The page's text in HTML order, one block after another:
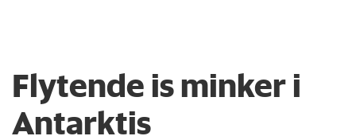
Flytende is minker i
Antarktis